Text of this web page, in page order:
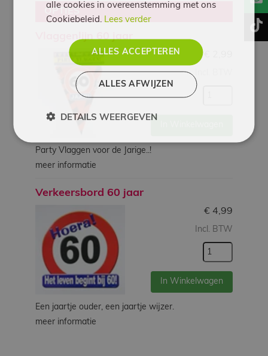
Vlaggenlijn 60 jaar
Party Vlaggen voor de Jarige..!
meer informatie
Verkeersbord 60 jaar
€ 4,99
Incl. BTW
In Winkelwagen
Een jaartje ouder, een jaartje wijzer.
meer informatie
alle cookies in overeenstemming met ons
Cookiebeleid. Lees verder
ALLES ACCEPTEREN
ALLES AFWIJZEN
DETAILS WEERGEVEN